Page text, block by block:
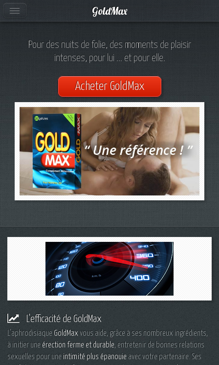
Pour des nuits de folie, des moments de plaisir
intenses, pour lui ... et pour elle.
Acheter GoldMax
L'efficacité de GoldMax
L'aphrodisiaque GoldMaxvous aide, grâce à ses nombreux ingrédients,
à initier une érection ferme et durable, entretenir de bonnes relations
sexuelles pour une intimité plus épanouie avec votre partenaire. Ses
GoldMax